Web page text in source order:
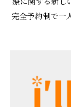
完全予約制で一